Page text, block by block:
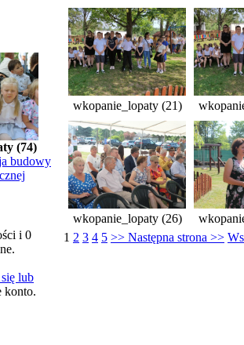
(74)
budowy
i 0
lub
konto.
wkopanie_lopaty (21)
wkopanie_lopaty (26)
1 2 3 4 5 >> Następna strona >>